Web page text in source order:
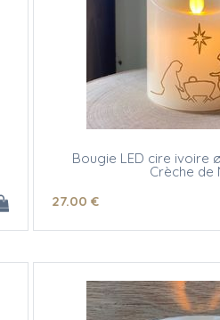
Bougie LED cire ivoire
Crèche de
27.00 €